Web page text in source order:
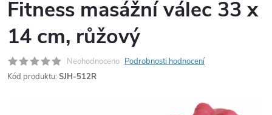
Fitness masážní válec 33 x
14 cm, růžový
Neohodnoceno Podrobnosti hodnocení
Kód produktu: SJH-512R